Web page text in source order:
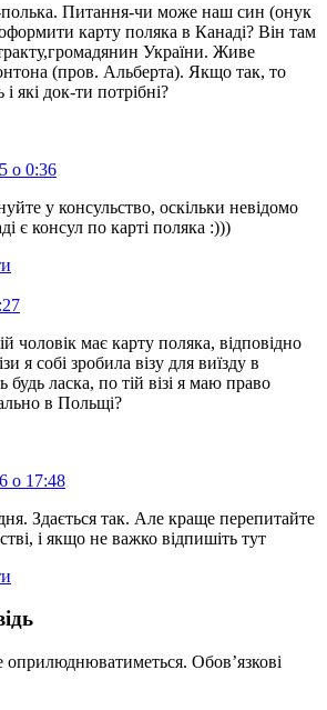
Питання-чи може наш син (онук
карту поляка в Канаді? Він там
України. Живе
(пров. Альберта). Якщо так, то
які док-ти потрібні?
о 0:36
у консульство, оскільки невідомо
є консул по карті поляка :)))
чоловік має карту поляка, відповідно
я собі зробила візу для виїзду в
будь ласка, по тій візі я маю право
в Польщі?
о 17:48
Здається так. Але краще перепитайте
і якщо не важко відпишіть тут
оприлюднюватиметься. Обов’язкові